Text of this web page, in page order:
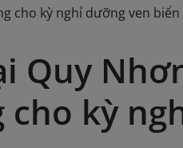
cho kỳ nghỉ dưỡng ven
Quy
cho kỳ